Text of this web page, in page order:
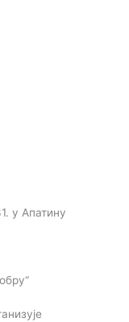
у Апатину